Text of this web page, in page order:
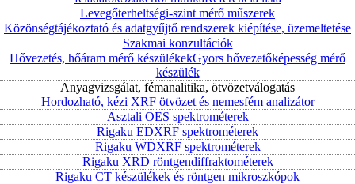
Levegőterheltségi-szint mérő műszerek
Közönségtájékoztató és adatgyűjtő rendszerek kiépítése, üzemeltetése
Szakmai konzultációk
Hővezetés, hőáram mérő készülékekGyors hővezetőképesség mérő
készülék
Anyagvizsgálat, fémanalitika, ötvözetválogatás
Hordozható, kézi XRF ötvözet és nemesfém analizátor
Asztali OES spektrométerek
Rigaku EDXRF spektrométerek
Rigaku WDXRF spektrométerek
Rigaku XRD röntgendiffraktométerek
Rigaku CT készülékek és röntgen mikroszkópok